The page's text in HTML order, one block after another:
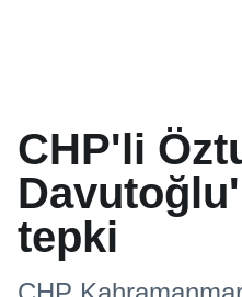
CHP'li
tepki